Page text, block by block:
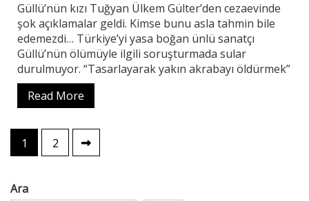
Güllü’nün kızı Tuğyan Ülkem Gülter’den cezaevinde
şok açıklamalar geldi. Kimse bunu asla tahmin bile
edemezdi… Türkiye’yi yasa boğan ünlü sanatçı
Güllü’nün ölümüyle ilgili soruşturmada sular
durulmuyor. “Tasarlayarak yakın akrabayı öldürmek”
Read More
Yazı
sayfalaması
1 2
Ara